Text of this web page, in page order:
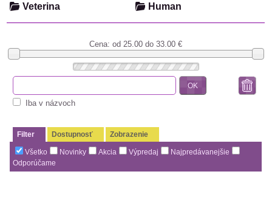
Veterina Human
Cena: od 25.00 do 33.00€
OK
Iba v názvoch
Filter Dostupnosť Zobrazenie
Všetko Novinky Akcia Výpredaj
Najpredávanejšie
Odporúčame